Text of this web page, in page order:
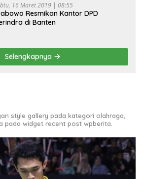
16 Maret 2019 | 08:55
Resmikan Kantor DPD
di Banten
Selengkapnya
style gallery pada kategori olahraga,
pada widget recent post wpberita.